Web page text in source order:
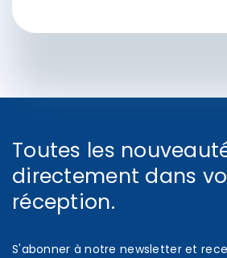
Toutes les
directement dans
réception.
S'abonner à notre newsletter et